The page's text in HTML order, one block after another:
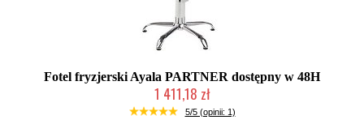
Fotel fryzjerski Ayala PARTNER dostępny w 48H
1 411,18 zł
W magazynie producenta
5/5 (opinii: 1)